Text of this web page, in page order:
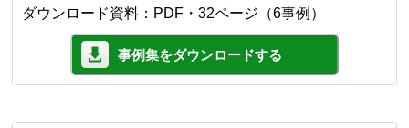
ダウンロード資料：PDF・32ページ（6事例）
事例集をダウンロードする